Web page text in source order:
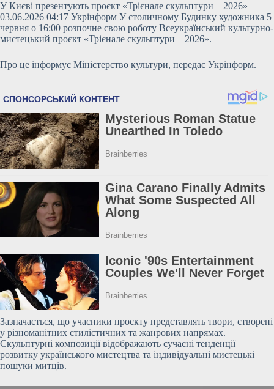
У Києві презентують проєкт «Трієнале скульптури – 2026»
03.06.2026 04:17 Укрінформ У столичному Будинку художника 5
червня о 16:00 розпочне свою роботу Всеукраїнський культурно-
мистецький проєкт «Трієнале скульптури – 2026».
Про це інформує Міністерство культури, передає Укрінформ.
Зазначається, що учасники проєкту представлять твори, створені
у різноманітних стилістичних та жанрових напрямах.
Скульптурні композиції відображають сучасні тенденції
розвитку українського мистецтва та індивідуальні мистецькі
пошуки митців.